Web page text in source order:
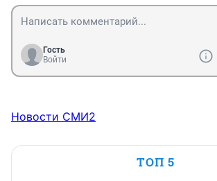
Гость
Войти
Новости СМИ2
ТОП 5